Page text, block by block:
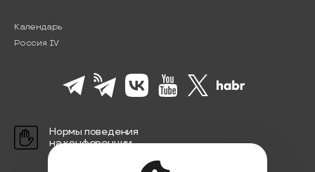
Календарь
Россия IV
Нормы поведения
на конференции